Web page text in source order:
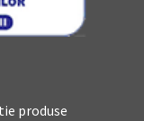
produse